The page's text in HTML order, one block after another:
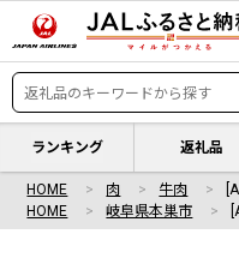
ランキング 返礼品
HOME 肉 牛肉
HOME
岐阜県本巣市